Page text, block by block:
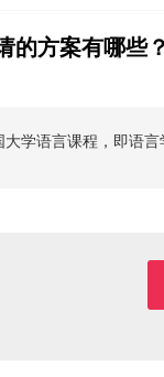
的方案有哪些
学语言课程，即语